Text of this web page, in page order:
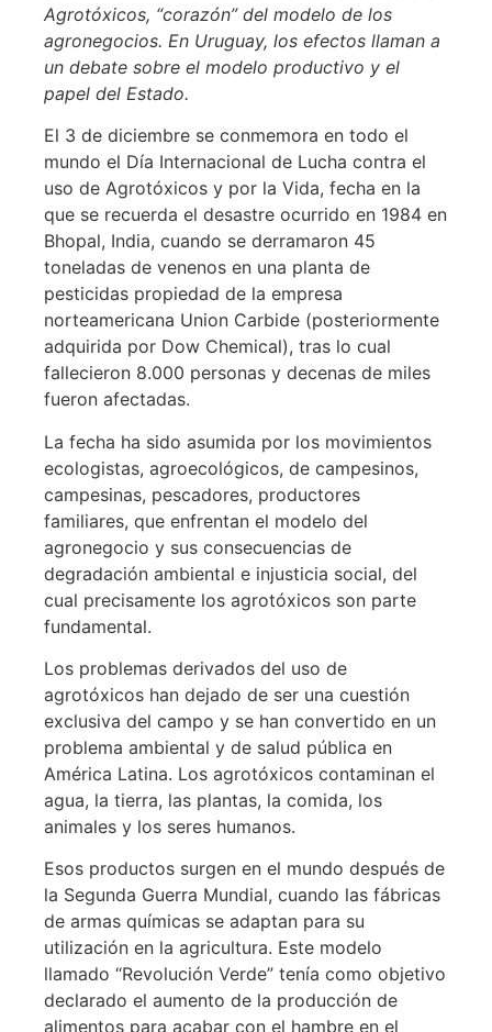
Agrotóxicos, “corazón” del modelo de los
agronegocios. En Uruguay, los efectos llaman a
un debate sobre el modelo productivo y el
papel del Estado.
El 3 de diciembre se conmemora en todo el
mundo el Día Internacional de Lucha contra el
uso de Agrotóxicos y por la Vida, fecha en la
que se recuerda el desastre ocurrido en 1984 en
Bhopal, India, cuando se derramaron 45
toneladas de venenos en una planta de
pesticidas propiedad de la empresa
norteamericana Union Carbide (posteriormente
adquirida por Dow Chemical), tras lo cual
fallecieron 8.000 personas y decenas de miles
fueron afectadas.
La fecha ha sido asumida por los movimientos
ecologistas, agroecológicos, de campesinos,
campesinas, pescadores, productores
familiares, que enfrentan el modelo del
agronegocio y sus consecuencias de
degradación ambiental e injusticia social, del
cual precisamente los agrotóxicos son parte
fundamental.
Los problemas derivados del uso de
agrotóxicos han dejado de ser una cuestión
exclusiva del campo y se han convertido en un
problema ambiental y de salud pública en
América Latina. Los agrotóxicos contaminan el
agua, la tierra, las plantas, la comida, los
animales y los seres humanos.
Esos productos surgen en el mundo después de
la Segunda Guerra Mundial, cuando las fábricas
de armas químicas se adaptan para su
utilización en la agricultura. Este modelo
llamado “Revolución Verde” tenía como objetivo
declarado el aumento de la producción de
alimentos para acabar con el hambre en el